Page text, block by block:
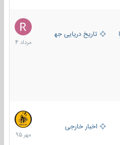
تاریخ دریایی جهان
16
مرداد
1404
اخبار خارجی
27
مهر
1395